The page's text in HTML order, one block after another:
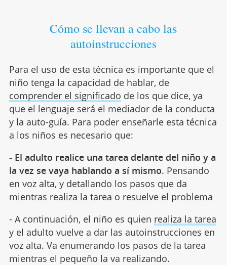
Cómo se llevan a cabo las
autoinstrucciones
Para el uso de esta técnica es importante que el
niño tenga la capacidad de hablar, de
comprender el significado de los que dice, ya
que el lenguaje será el mediador de la conducta
y la auto-guía. Para poder enseñarle esta técnica
a los niños es necesario que:
- El adulto realice una tarea delante del niño y a
la vez se vaya hablando a sí mismo. Pensando
en voz alta, y detallando los pasos que da
mientras realiza la tarea o resuelve el problema
- A continuación, el niño es quien realiza la tarea
y el adulto vuelve a dar las autoinstrucciones en
voz alta. Va enumerando los pasos de la tarea
mientras el pequeño la va realizando.